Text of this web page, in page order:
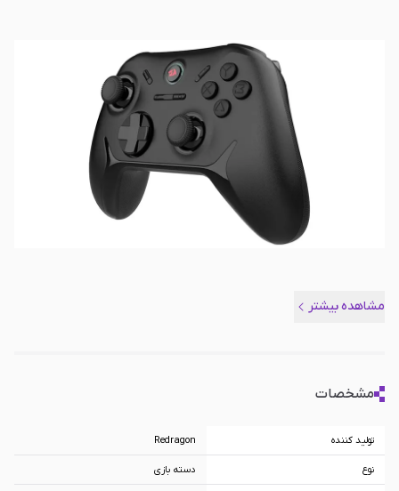
مشاهده بیشتر
مشخصات
تولید کننده Redragon
نوع دسته بازی